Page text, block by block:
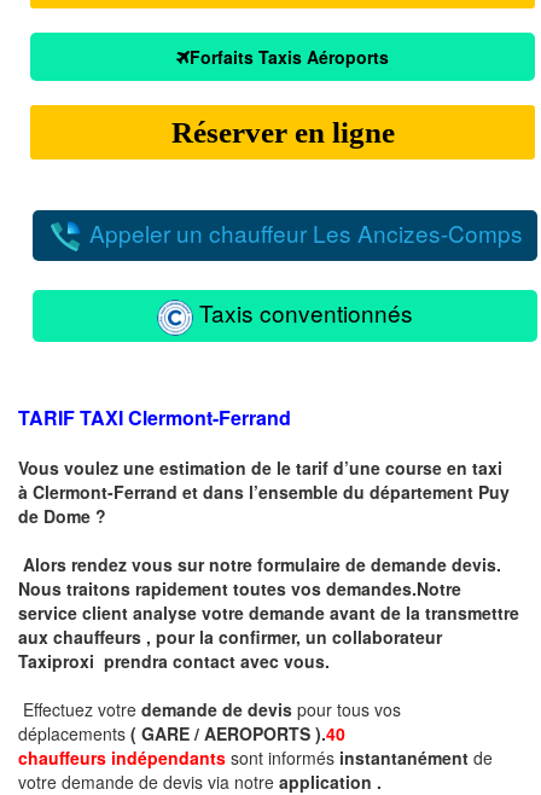
Forfaits Taxis Aéroports
Réserver en ligne
Appeler un chauffeur Les Ancizes-Comps
Taxis conventionnés
TARIF TAXIClermont-Ferrand
Vous voulez une estimation de le tarif d’une course en taxi
à Clermont-Ferrand et dans l’ensemble du département Puy
de Dome ?
Alors rendez vous sur notre formulaire de demande devis.
Nous traitons rapidement toutes vos demandes.Notre
service client analyse votre demande avant de la transmettre
aux chauffeurs , pour la confirmer, un collaborateur
Taxiproxi prendra contact avec vous.
Effectuez votre demande de devis pour tous vos
déplacements ( GARE / AEROPORTS ).40
chauffeurs indépendants sont informés instantanément de
votre demande de devis via notre application .